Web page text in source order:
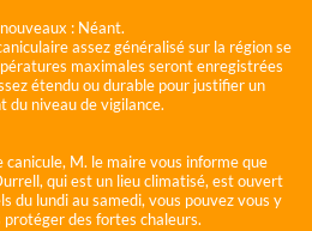
: Néant.
assez généralisé sur la région se
maximales seront enregistrées
étendu ou durable pour justifier un
du niveau de vigilance.
M. le maire vous informe que
qui est un lieu climatisé, est ouvert
du lundi au samedi, vous pouvez vous y
protéger des fortes chaleurs.